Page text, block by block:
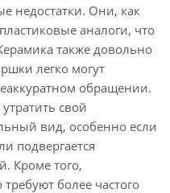
недостатки. Они, как
аналоги, что
также довольно
легко могут
обращении.
свой
вид, особенно если
подвергается
Кроме того,
более частого